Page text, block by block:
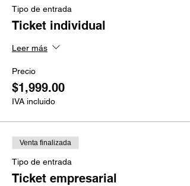
Tipo de entrada
Ticket individual
Leer más
Precio
$1,999.00
IVA incluido
Venta finalizada
Tipo de entrada
Ticket empresarial